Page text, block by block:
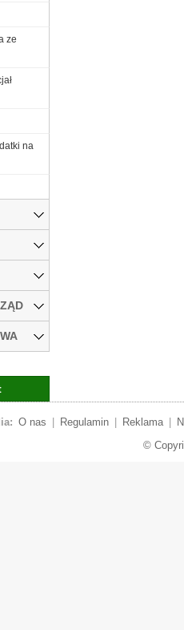
ze
na
O nas Regulamin Reklama
©